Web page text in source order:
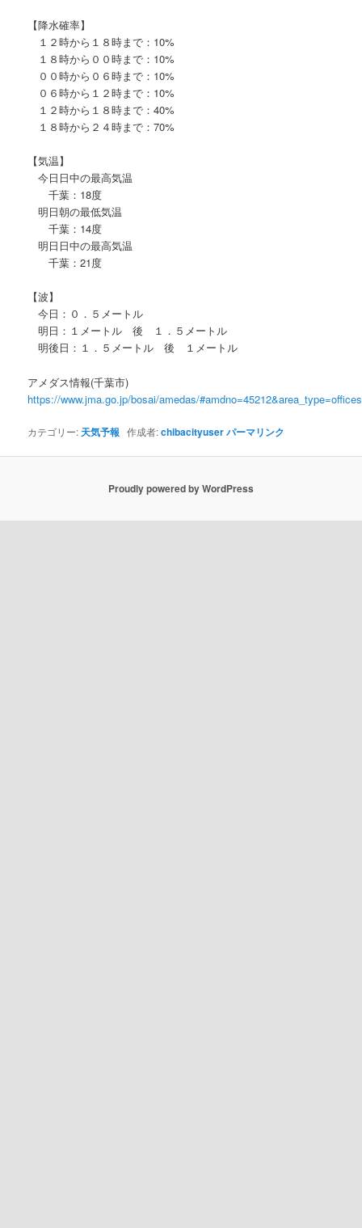
【降水確率】
１２時から１８時まで：10%
１８時から００時まで：10%
００時から０６時まで：10%
０６時から１２時まで：10%
１２時から１８時まで：40%
１８時から２４時まで：70%
【気温】
今日日中の最高気温
千葉：18度
明日朝の最低気温
千葉：14度
明日日中の最高気温
千葉：21度
【波】
今日：０．５メートル
明日：１メートル 後 １．５メートル
明後日：１．５メートル 後 １メートル
アメダス情報(千葉市)
https://www.jma.go.jp/bosai/amedas/
カテゴリー: 天気予報 作成者:chibacityuserパーマリンク
Proudly powered by WordPress